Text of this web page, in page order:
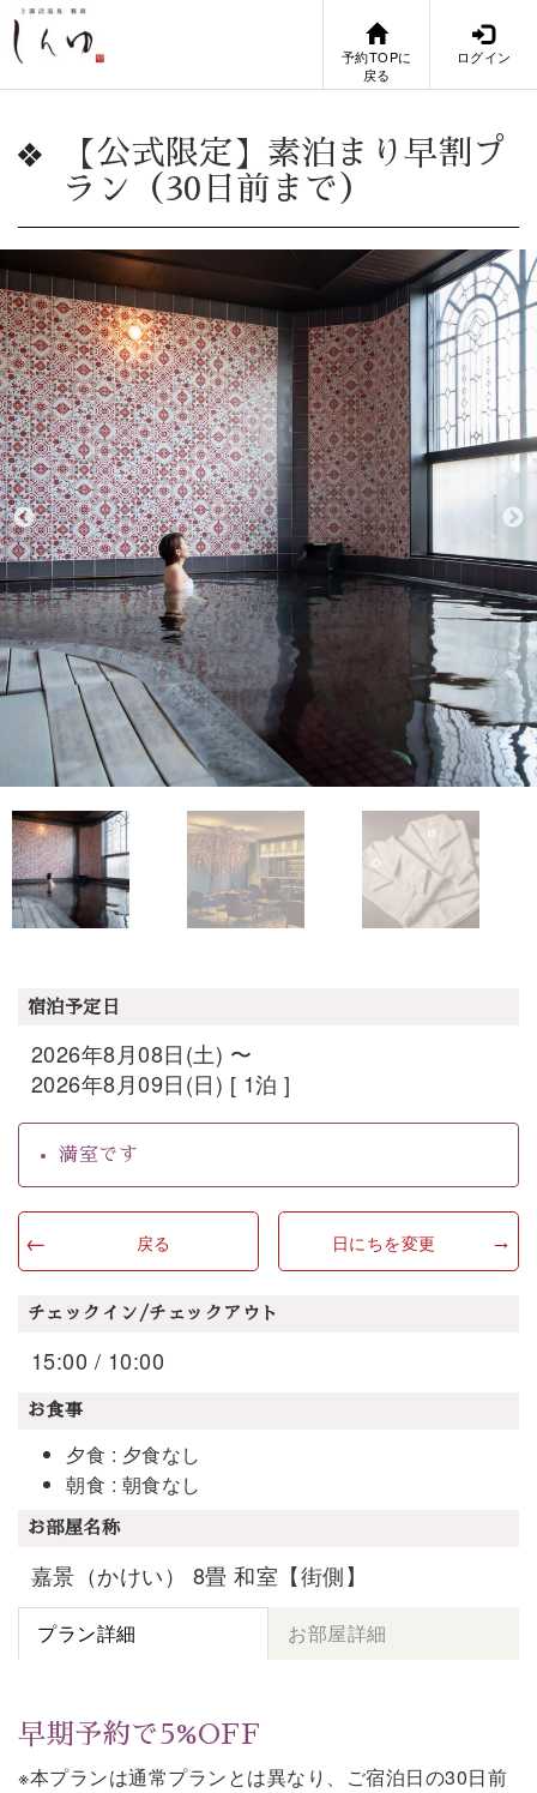
予約TOPに
戻る
ログイン
【公式限定】素泊まり早割プ
ラン（30日前まで）
宿泊予定日
2026年8月08日(土) 〜
2026年8月09日(日) [ 1泊 ]
満室です
戻る 日にちを変更
チェックイン/チェックアウト
15:00 / 10:00
お食事
夕食 : 夕食なし
朝食 : 朝食なし
お部屋名称
嘉景（かけい） 8畳 和室【街側】
プラン詳細 お部屋詳細
早期予約で5%OFF
※本プランは通常プランとは異なり、ご宿泊日の30日前